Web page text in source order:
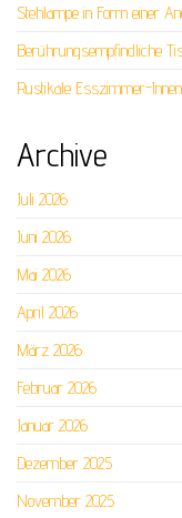
Stehlampe in Form einer
Berührungsempfindliche
Rustikale Esszimmer-
Archive
Juli 2026
Juni 2026
Mai 2026
April 2026
März 2026
Februar 2026
Januar 2026
Dezember 2025
November 2025